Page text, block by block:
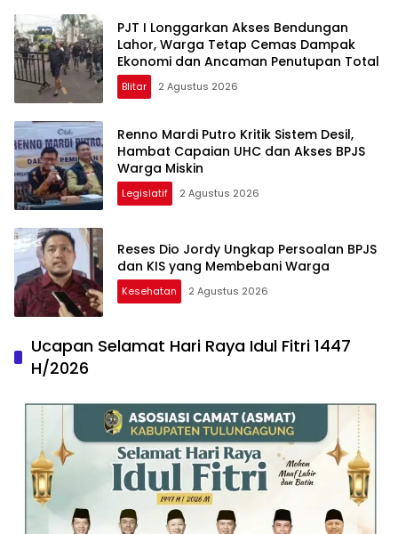
PJT I Longgarkan Akses Bendungan
Lahor, Warga Tetap Cemas Dampak
Ekonomi dan Ancaman Penutupan Total
Blitar 2 Agustus 2026
Renno Mardi Putro Kritik Sistem Desil,
Hambat Capaian UHC dan Akses BPJS
Warga Miskin
Legislatif 2 Agustus 2026
Reses Dio Jordy Ungkap Persoalan BPJS
dan KIS yang Membebani Warga
Kesehatan 2 Agustus 2026
Ucapan Selamat Hari Raya Idul Fitri 1447
H/2026